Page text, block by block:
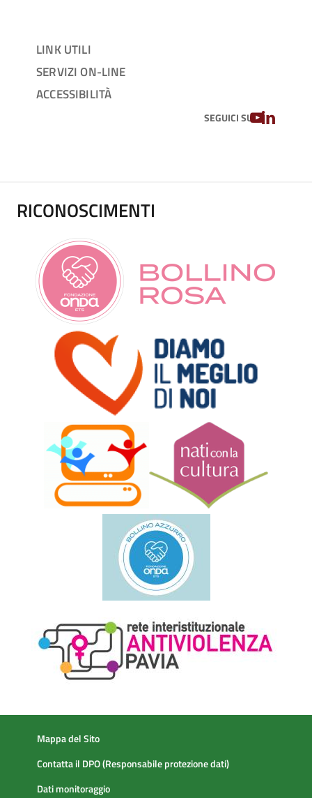
LINK UTILI
SERVIZI ON-LINE
ACCESSIBILITÀ
SEGUICI SUYOUTUBE
LINKEDIN
RICONOSCIMENTI
Mappa del Sito
Contatta il DPO (Responsabile protezione dati)
Dati monitoraggio